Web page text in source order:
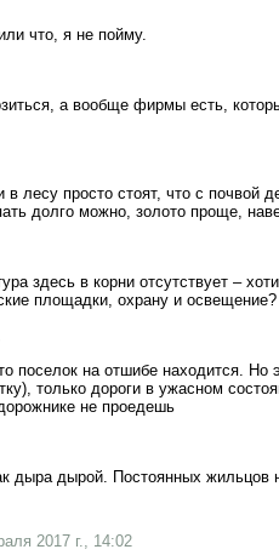
что, я не пойму.
а вообще фирмы есть,
лесу просто стоят, что с почвой
долго можно, золото проще,
здесь в корни отсутствует –
площадки, охрану и
поселок на отшибе находится.
только дороги в ужасном
не проедешь
дыра дырой. Постоянных
2017 г., 14:02